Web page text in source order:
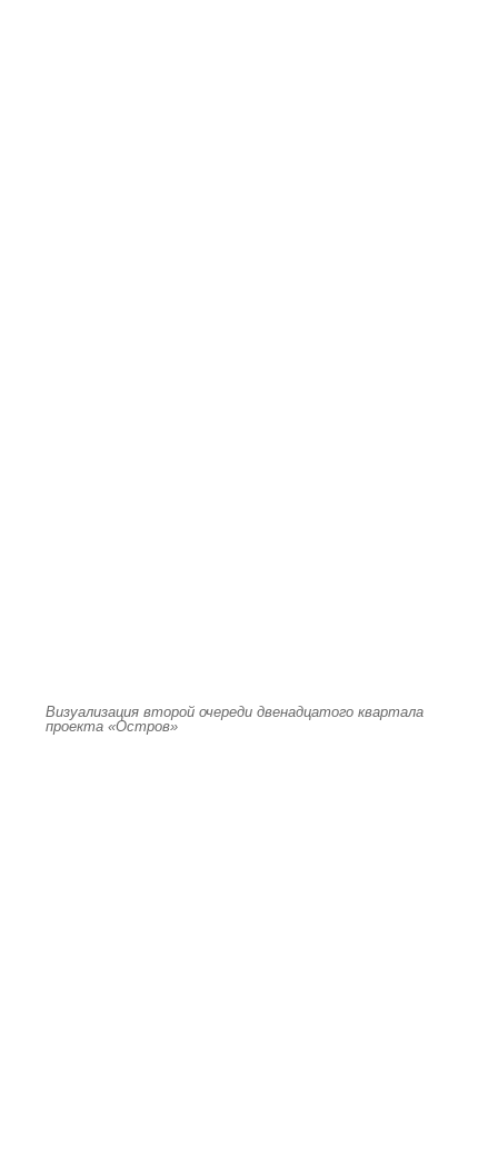
Визуализация второй очереди двенадцатого квартала
проекта «Остров»